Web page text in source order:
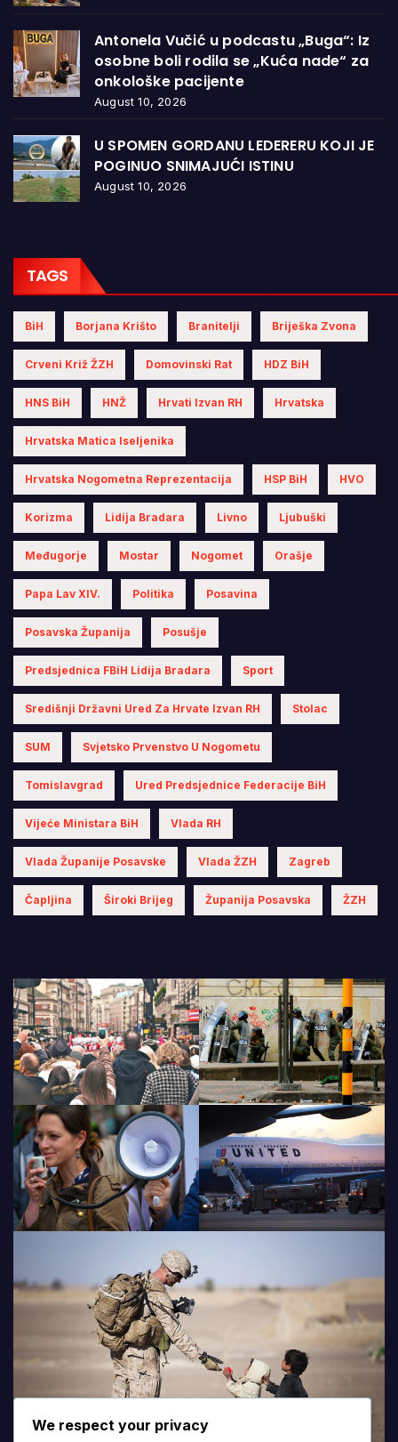
Antonela Vučić u podcastu „Buga“: Iz
osobne boli rodila se „Kuća nade“ za
onkološke pacijente
August 10, 2026
U SPOMEN GORDANU LEDERERU KOJI JE
POGINUO SNIMAJUĆI ISTINU
August 10, 2026
TAGS
BiH Borjana Krišto Branitelji Briješka Zvona
Crveni Križ ŽZH Domovinski Rat HDZ BiH
HNS BiH HNŽ Hrvati Izvan RH Hrvatska
Hrvatska Matica Iseljenika
Hrvatska Nogometna Reprezentacija HSP BiH HVO
Korizma Lidija Bradara Livno Ljubuški
Međugorje Mostar Nogomet Orašje
Papa Lav XIV. Politika Posavina
Posavska Županija Posušje
Predsjednica FBiH Lidija Bradara Sport
Središnji Državni Ured Za Hrvate Izvan RH Stolac
SUM Svjetsko Prvenstvo U Nogometu
Tomislavgrad Ured Predsjednice Federacije BiH
Vijeće Ministara BiH Vlada RH
Vlada Županije Posavske Vlada ŽZH Zagreb
Čapljina Široki Brijeg Županija Posavska ŽZH
We respect your privacy